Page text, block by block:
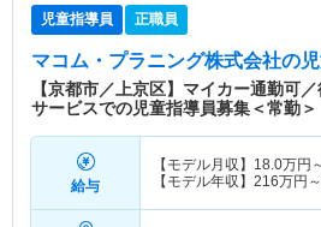
児童指導員 正職員
マコム・プラニング株式会社の
【京都市／上京区】マイカー通勤可
サービスでの児童指導員募集＜常勤＞
給与
【モデル月収】 18.0万円
【モデル年収】 216万円～